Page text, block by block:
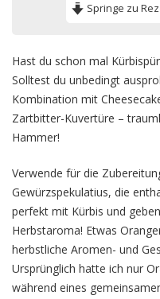
Springe zu
Hast du schon mal
Solltest du unbedingt
Kombination mit
Zartbitter-Kuvertüre –
Hammer!
Verwende für die
Gewürzspekulatius, die
perfekt mit Kürbis und
Herbstaroma! Etwas
herbstliche Aromen- und
Ursprünglich hatte ich nur
während eines